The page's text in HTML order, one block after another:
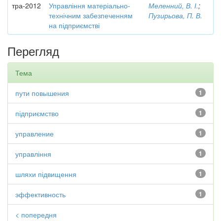
тра-2012
Управління матеріально-
технічним забезпеченням
на підприємстві
Меленний, В. І.;
Пузирьова, П. В.
Перегляд
Тема
1
пути повышения
1
підприємство
1
управление
1
управління
1
шляхи підвищення
1
эффективность
< попередня